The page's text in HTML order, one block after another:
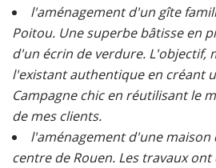
l'aménagement d'un gîte
Poitou. Une superbe bâtisse en
d'un écrin de verdure. L'objectif,
l'existant authentique en créant
Campagne chic en réutilisant le
de mes clients.
l'aménagement d'une maison
centre de Rouen. Les travaux